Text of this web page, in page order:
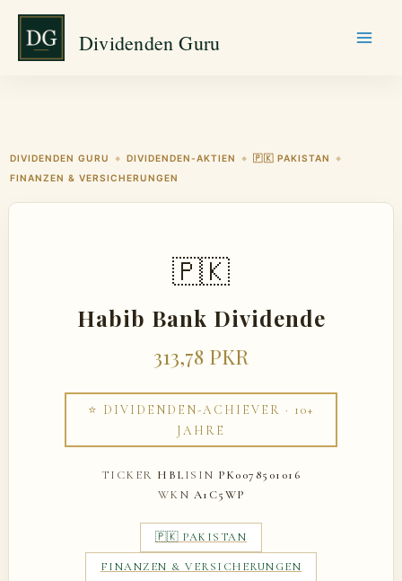
Zum
springen
Dividenden Guru
DIVIDENDEN GURU ◆ DIVIDENDEN-AKTIEN ◆ 🇵🇰 PAKISTAN ◆
FINANZEN & VERSICHERUNGEN
🇵🇰
Habib Bank Dividende
313,78 PKR
⭐ DIVIDENDEN-ACHIEVER · 10+
JAHRE
TICKER HBLISIN PK0078501016
WKN A1C5WP
🇵🇰 PAKISTAN
FINANZEN & VERSICHERUNGEN